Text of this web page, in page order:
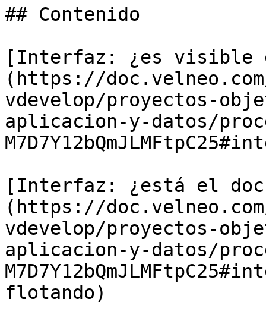
## Contenido
[Interfaz: ¿es visible
(https://
vdevelop/proyectos-
aplicacion-y-datos/
[Interfaz: ¿está el
(https://
vdevelop/proyectos-
aplicacion-y-datos/
flotando)